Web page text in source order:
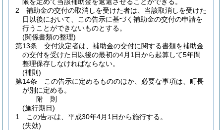
2
補助金の交付の取消しを受けた者は、当該取消しを受けた
日以後において、この告示に基づく補助金の交付の申請を
行うことができないものとする。
(関係書類の整理)
第13条
交付決定者は、補助金の交付に関する書類を補助金
の交付を受けた日以後の最初の4月1日から起算して5年間
整理保存しなければならない。
(補則)
第14条
この告示に定めるもののほか、必要な事項は、町長
が別に定める。
附 則
(施行期日)
1
この告示は、平成30年4月1日から施行する。
(失効)